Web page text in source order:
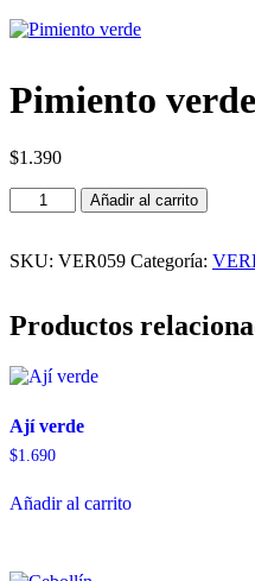
Pimiento verde
$1.390
Pimiento
verde
Añadir al carrito
SKU: VER059 Categoría:
Productos
Ají verde
$1.690
Añadir al carrito